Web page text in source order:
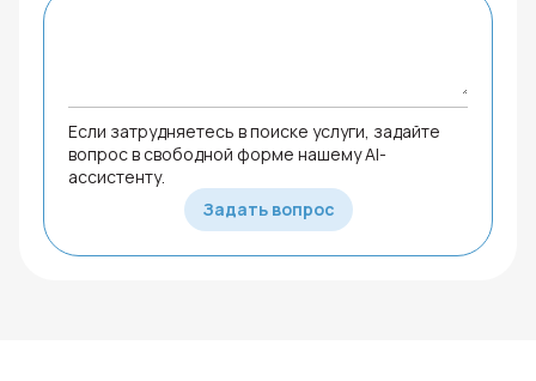
Если затрудняетесь в поиске услуги, задайте
вопрос в свободной форме нашему AI-
ассистенту.
Задать вопрос